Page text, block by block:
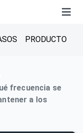
PRODUCTO
frecuencia se
a los